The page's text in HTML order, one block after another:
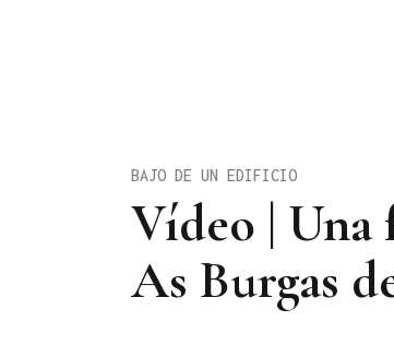
Vídeo | Una
As Burgas
BAJO DE UN EDIFICIO